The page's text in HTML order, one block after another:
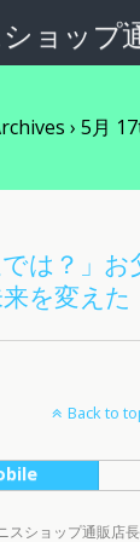
› 5月
では？」
を変えた
Back to
ショップ通販店